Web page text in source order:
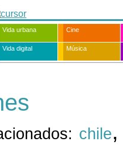
Vida urbana Cine
Vida digital Música
chile